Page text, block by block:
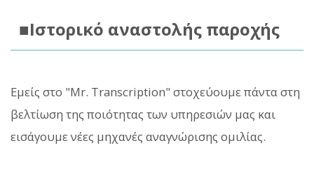
■Ιστορικό αναστολής παροχής
Εμείς στο "Mr. Transcription" στοχεύουμε πάντα στη
βελτίωση της ποιότητας των υπηρεσιών μας και
εισάγουμε νέες μηχανές αναγνώρισης ομιλίας.